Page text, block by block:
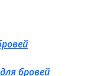
бровей